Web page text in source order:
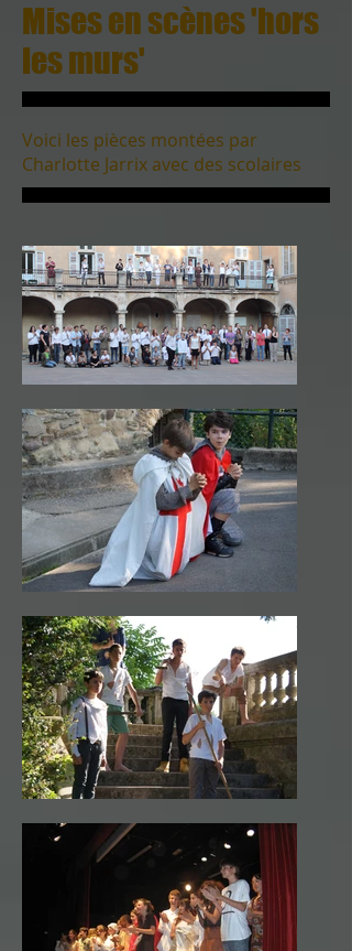
Mises en scènes 'hors
les murs'
Voici les pièces montées par
Charlotte Jarrix avec des scolaires